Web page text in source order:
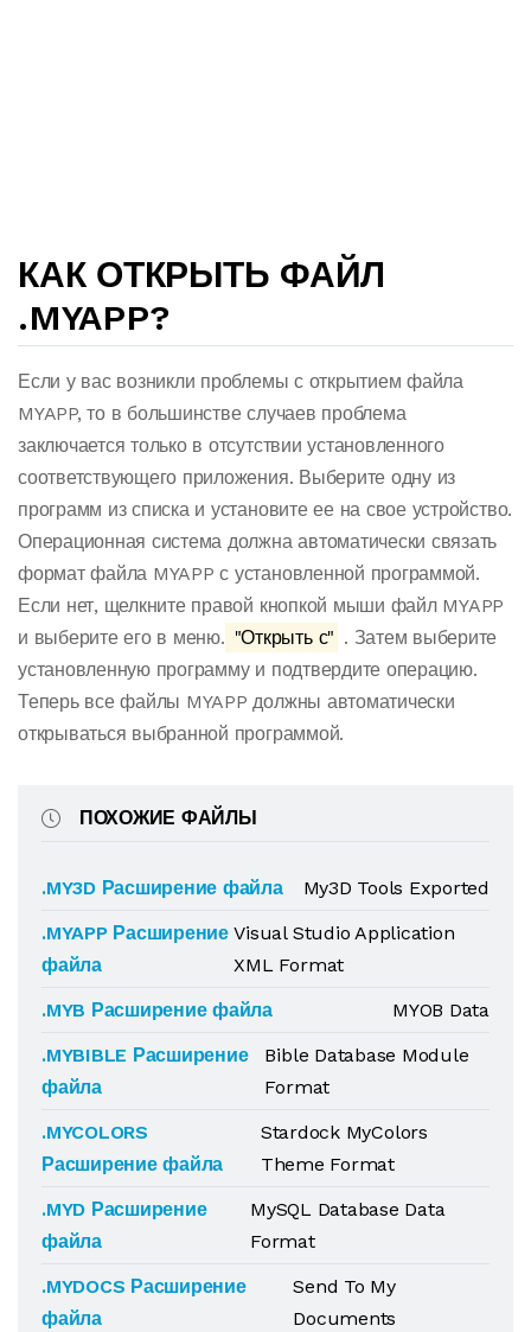
КАК ОТКРЫТЬ ФАЙЛ
.MYAPP?
Если у вас возникли проблемы с открытием файла
MYAPP, то в большинстве случаев проблема
заключается только в отсутствии установленного
соответствующего приложения. Выберите одну из
программ из списка и установите ее на свое устройство.
Операционная система должна автоматически связать
формат файла MYAPP с установленной программой.
Если нет, щелкните правой кнопкой мыши файл MYAPP
и выберите его в меню. "Открыть с" . Затем выберите
установленную программу и подтвердите операцию.
Теперь все файлы MYAPP должны автоматически
открываться выбранной программой.
ПОХОЖИЕ ФАЙЛЫ
.MY3D Расширение файла
My3D Tools Exported
.MYAPP Расширение
файла
Visual Studio Application
XML Format
.MYB Расширение файла
MYOB Data
.MYBIBLE Расширение
файла
Bible Database Module
Format
.MYCOLORS
Расширение файла
Stardock MyColors
Theme Format
.MYD Расширение
файла
MySQL Database Data
Format
.MYDOCS Расширение
файла
Send To My
Documents